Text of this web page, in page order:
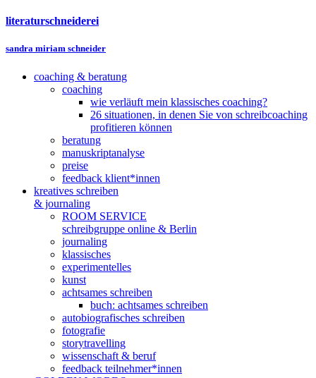
literaturschneiderei
sandra miriam schneider
coaching & beratung
coaching
wie verläuft mein klassisches coaching?
26 situationen, in denen Sie von schreibcoaching
profitieren können
beratung
manuskriptanalyse
preise
feedback klient*innen
kreatives schreiben
& journaling
ROOM SERVICE
schreibgruppe online & Berlin
journaling
klassisches
experimentelles
kunst
achtsames schreiben
buch: achtsames schreiben
autobiografisches schreiben
fotografie
storytravelling
wissenschaft & beruf
feedback teilnehmer*innen